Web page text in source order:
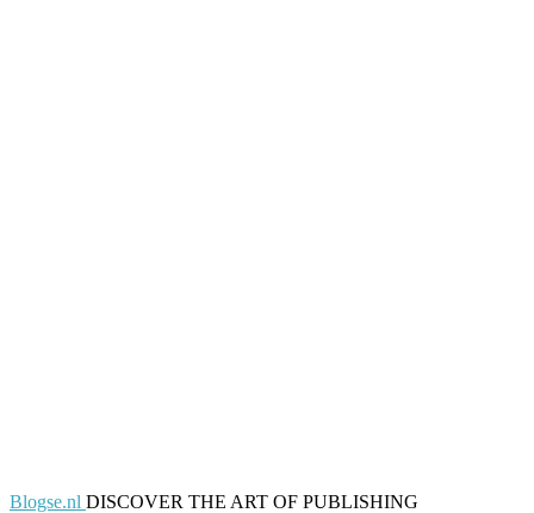
Blogse.nl DISCOVER THE ART OF PUBLISHING